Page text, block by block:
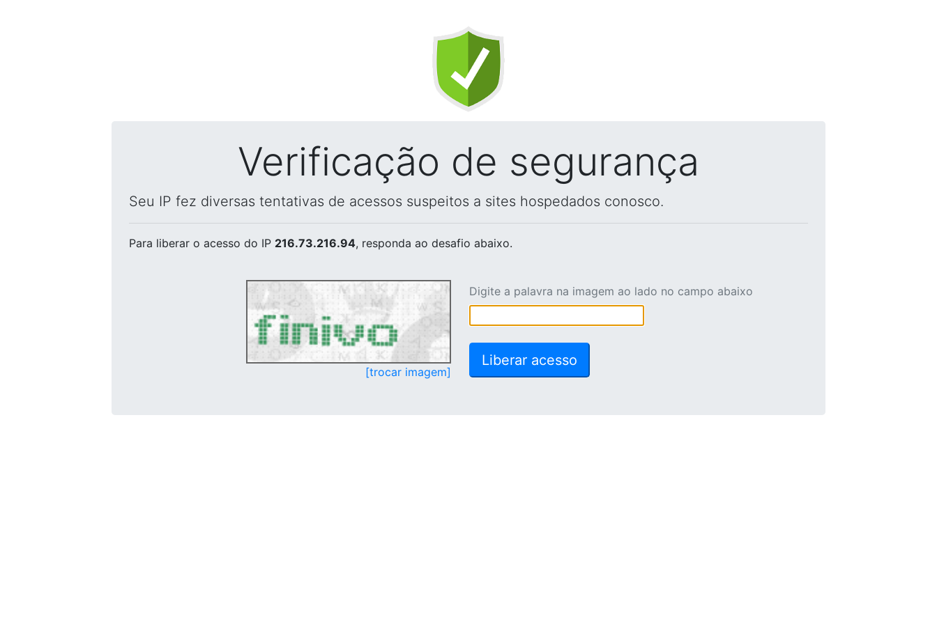
Verificação de segurança
Seu IP fez diversas tentativas de acessos suspeitos a sites hospedados conosco.
Para liberar o acesso do IP 216.73.216.94, responda ao desafio abaixo.
[trocar imagem]
Digite a palavra na imagem ao lado no campo abaixo